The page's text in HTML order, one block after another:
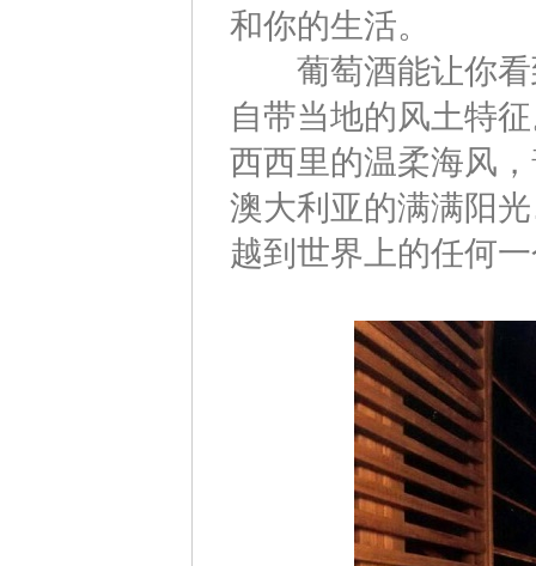
和你的生活。
葡萄酒能让你看
自带当地的风土特
西西里的温柔海风
澳大利亚的满满阳
越到世界上的任何